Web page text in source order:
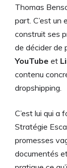
Thomas
part. C’est un
construit ses
de décider de
YouTube et
contenu
dropshipping.
C’est lui qui a
Stratégie
promesses
documentés